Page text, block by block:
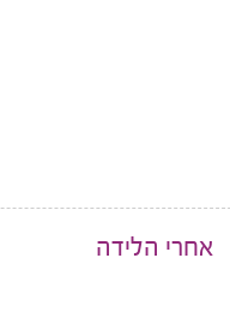
אחרי הלידה